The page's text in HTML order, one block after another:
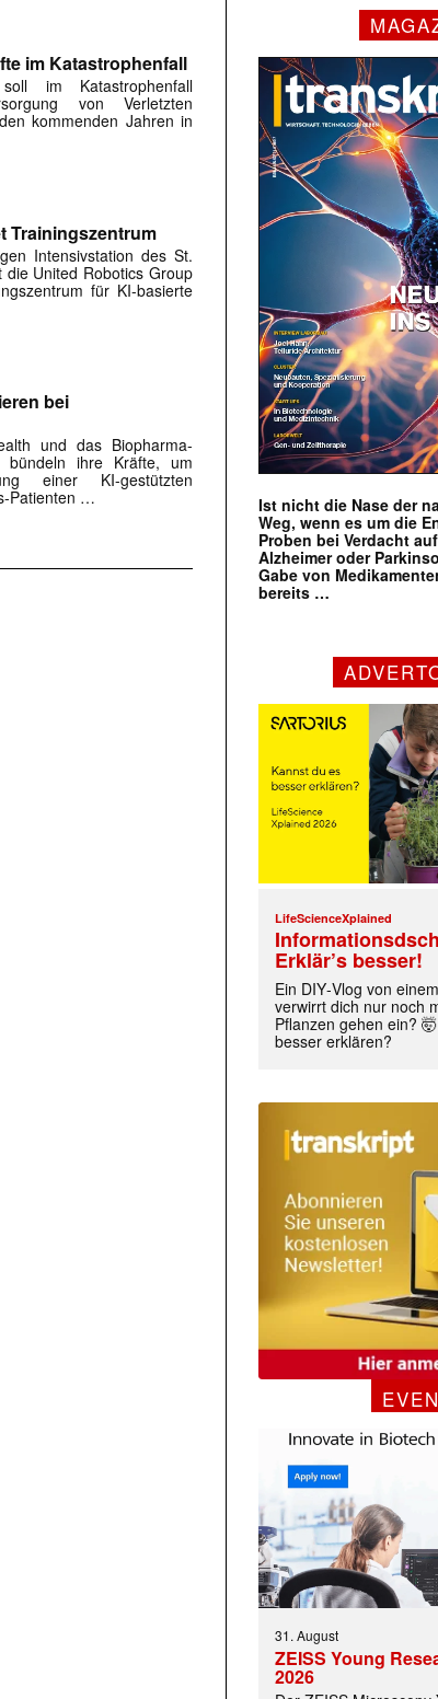
im Katastrophenfall
im Katastrophenfall
von Verletzten
kommenden Jahren in
Trainingszentrum
Intensivstation des St.
United Robotics Group
für KI-basierte
bei
und das Biopharma-
bündeln ihre Kräfte, um
einer KI-gestützten
Patienten …
Ist nicht die Nase der
Weg, wenn es um die
Proben bei Verdacht
Alzheimer oder
Gabe von
bereits …
LifeScienceXplained
Erklär’s besser!
Ein DIY‑Vlog von
verwirrt dich nur noch
Pflanzen gehen ein?
besser erklären?
31. August
ZEISS Young
2026